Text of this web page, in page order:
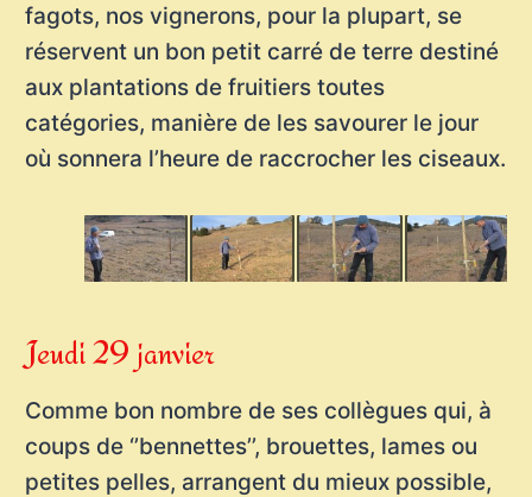
fagots, nos vignerons, pour la plupart, se
réservent un bon petit carré de terre destiné
aux plantations de fruitiers toutes
catégories, manière de les savourer le jour
où sonnera l’heure de raccrocher les ciseaux.
Jeudi 29 janvier
Comme bon nombre de ses collègues qui, à
coups de ‘’bennettes’’, brouettes, lames ou
petites pelles, arrangent du mieux possible,